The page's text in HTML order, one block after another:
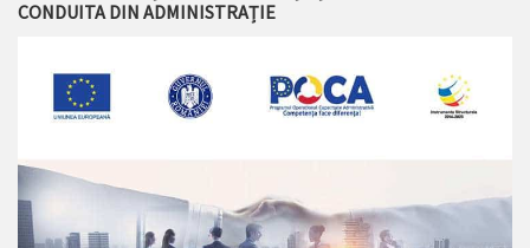
CONDUITA DIN ADMINISTRAȚIE